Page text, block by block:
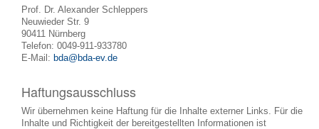
Prof. Dr. Alexander Schleppers
Neuwieder Str. 9
90411 Nürnberg
Telefon: 0049-911-933780
E-Mail: bda@bda-ev.de
Haftungsausschluss
Wir übernehmen keine Haftung für die Inhalte externer Links. Für die
Inhalte und Richtigkeit der bereitgestellten Informationen ist